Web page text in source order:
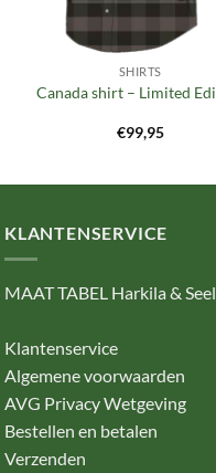
SHIRTS
Canada shirt – Limited
€99,95
KLANTENSERVICE
MAAT TABEL Harkila &
Klantenservice
Algemene voorwaarden
AVG Privacy Wetgeving
Bestellen en betalen
Verzenden